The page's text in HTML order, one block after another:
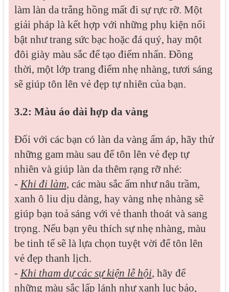
làm làn da trắng hồng mất đi sự rực rỡ. Một
giải pháp là kết hợp với những phụ kiện nổi
bật như trang sức bạc hoặc đá quý, hay một
đôi giày màu sắc để tạo điểm nhấn. Đồng
thời, một lớp trang điểm nhẹ nhàng, tươi sáng
sẽ giúp tôn lên vẻ đẹp tự nhiên của bạn.
3.2: Màu áo dài hợp da vàng
Đối với các bạn có làn da vàng ấm áp, hãy thử
những gam màu sau để tôn lên vẻ đẹp tự
nhiên và giúp làn da thêm rạng rỡ nhé:
- Khi đi làm, các màu sắc ấm như nâu trầm,
xanh ô liu dịu dàng, hay vàng nhẹ nhàng sẽ
giúp bạn toả sáng với vẻ thanh thoát và sang
trọng. Nếu bạn yêu thích sự nhẹ nhàng, màu
be tinh tế sẽ là lựa chọn tuyệt vời để tôn lên
vẻ đẹp thanh lịch.
- Khi tham dự các sự kiện lễ hội, hãy để
những màu sắc lấp lánh như xanh lục bảo,